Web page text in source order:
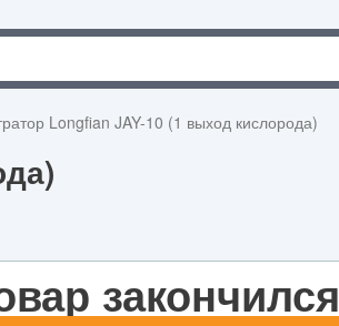
Longfian JAY-10 (1 выход кислорода)
закончился